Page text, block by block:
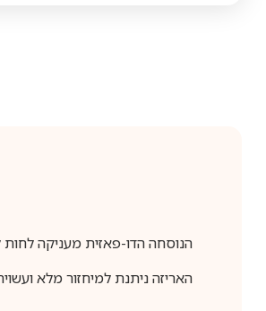
הנוסחה הדו-פאזית מעניקה
האריזה ניתנת למיחזור מלא ועשויה מ-96% תוכן